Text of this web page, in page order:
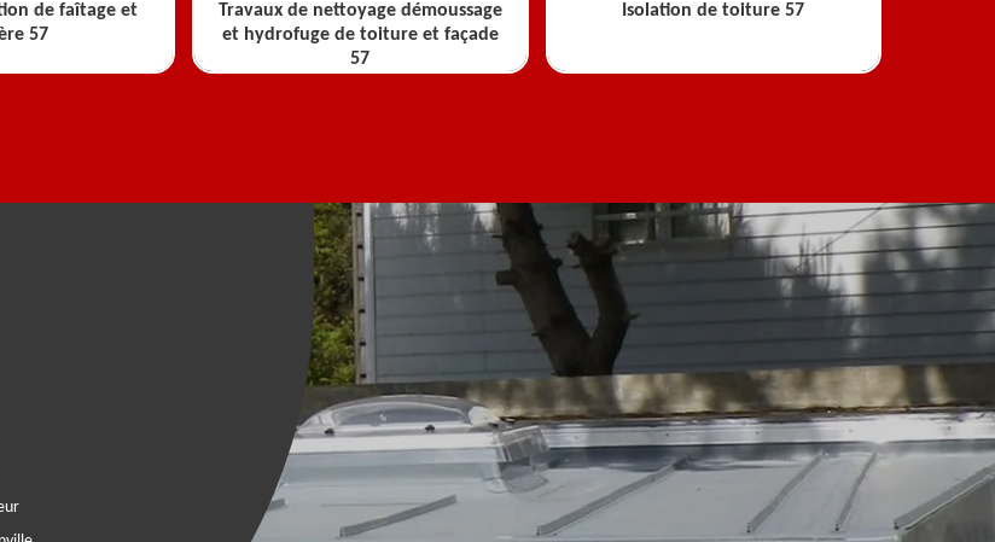
de faîtage et
57
Travaux de nettoyage démoussage
et hydrofuge de toiture et façade
57
Isolation de toiture 57